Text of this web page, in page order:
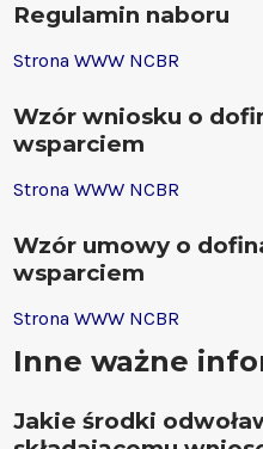
Regulamin naboru
Strona WWW NCBR
Wzór wniosku o
wsparciem
Strona WWW NCBR
Wzór umowy o
wsparciem
Strona WWW NCBR
Inne ważne
Jakie środki